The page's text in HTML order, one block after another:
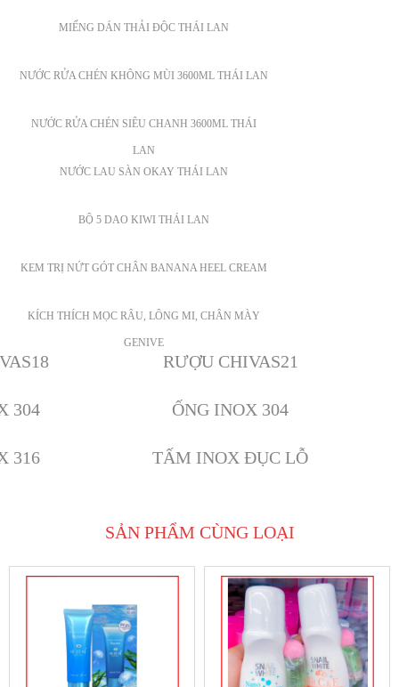
MIẾNG DÁN THẢI ĐỘC THÁI LAN
NƯỚC RỬA CHÉN KHÔNG MÙI 3600ML THÁI LAN
NƯỚC RỬA CHÉN SIÊU CHANH 3600ML THÁI
LAN
NƯỚC LAU SÀN OKAY THÁI LAN
BỘ 5 DAO KIWI THÁI LAN
KEM TRỊ NỨT GÓT CHÂN BANANA HEEL CREAM
KÍCH THÍCH MỌC RÂU, LÔNG MI, CHÂN MÀY
GENIVE
RƯỢU CHIVAS21
304 ỐNG INOX 304
316 TẤM INOX ĐỤC LỖ
SẢN PHẨM CÙNG LOẠI